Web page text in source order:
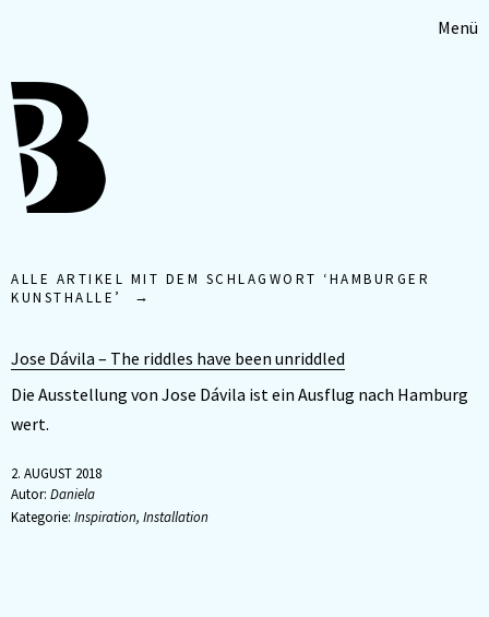
Menü
ALLE ARTIKEL MIT DEM SCHLAGWORT ‘HAMBURGER
KUNSTHALLE ’
Jose Dávila – The riddles have been unriddled
Die Ausstellung von Jose Dávila ist ein Ausflug nach Hamburg
wert.
2. AUGUST 2018
Autor: Daniela
Kategorie: Inspiration, Installation